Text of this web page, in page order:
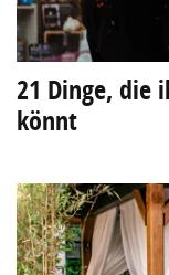
21 Dinge, die
könnt